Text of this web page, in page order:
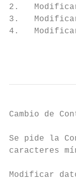
2.
3.
4.
Cambio de
Se pide la
caracteres
Modificar